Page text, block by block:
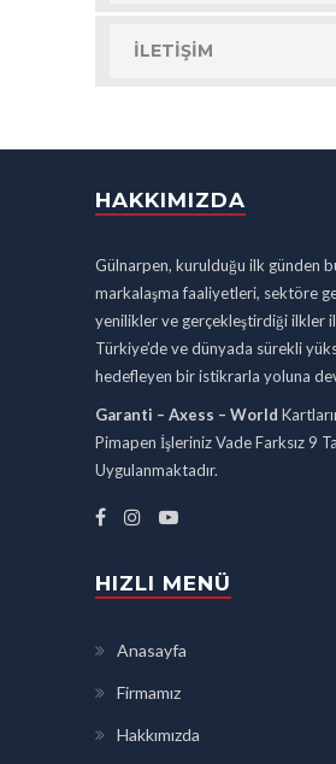
İLETIŞIM
HAKKIMIZDA
Gülnarpen, kurulduğu ilk günden
markalaşma faaliyetleri, sektöre
yenilikler ve gerçekleştirdiği ilkler
Türkiye’de ve dünyada sürekli
hedefleyen bir istikrarla yoluna
Garanti – Axess – World
Pimapen İşleriniz Vade Farksız 9
Uygulanmaktadır.
HIZLI MENÜ
Anasayfa
Firmamız
Hakkımızda